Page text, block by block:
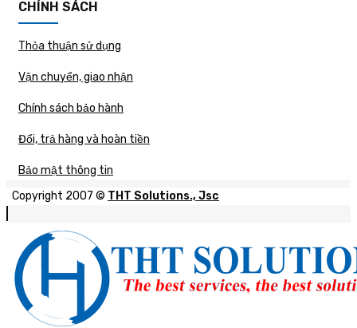
CHÍNH SÁCH
Thỏa thuận sử dụng
Vận chuyển, giao nhận
Chính sách bảo hành
Đổi, trả hàng và hoàn tiền
Bảo mật thông tin
Copyright 2007 © THT Solutions., Jsc